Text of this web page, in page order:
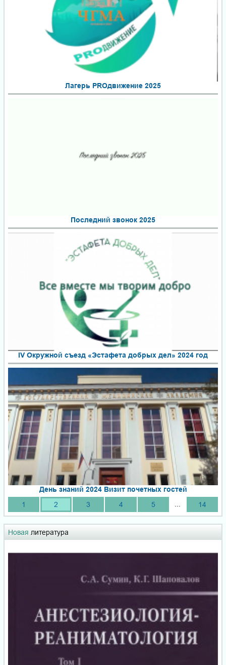
Лагерь PROдвижение 2025
Последний звонок 2025
IV Окружной съезд «Эстафета добрых дел» 2024 год
День знаний 2024 Визит почетных гостей
1
2 3 4 5 ... 14
Новая литература